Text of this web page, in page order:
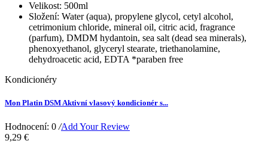
Velikost: 500ml
Složení: Water (aqua), propylene glycol, cetyl alcohol,
cetrimonium chloride, mineral oil, citric acid, fragrance
(parfum), DMDM hydantoin, sea salt (dead sea minerals),
phenoxyethanol, glyceryl stearate, triethanolamine,
dehydroacetic acid, EDTA *paraben free
Kondicionéry
Mon Platin DSM Aktivní vlasový kondicionér s...
Hodnocení: 0 /Add Your Review
9,29 €